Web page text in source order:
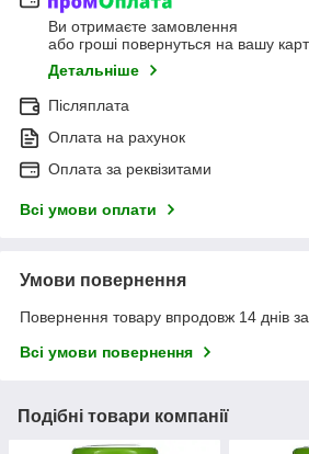
Ви отримаєте замовлення
або гроші повернуться на вашу
Детальніше
Післяплата
Оплата на рахунок
Оплата за реквізитами
Всі умови оплати
Умови повернення
Повернення товару впродовж 14 днів
Всі умови повернення
Подібні товари компанії